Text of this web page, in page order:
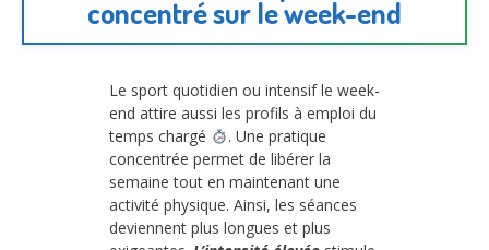
concentré sur le week-end
Le sport quotidien ou intensif le week-
end attire aussi les profils à emploi du
temps chargé
. Une pratique
concentrée permet de libérer la
semaine tout en maintenant une
activité physique. Ainsi, les séances
deviennent plus longues et plus